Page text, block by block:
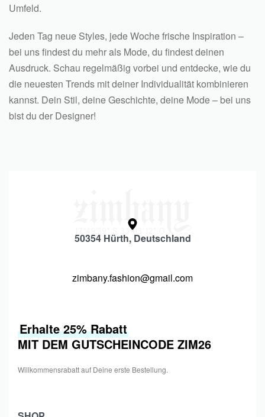
Umfeld.
Jeden Tag neue Styles, jede Woche frische Inspiration –
bei uns findest du mehr als Mode, du findest deinen
Ausdruck. Schau regelmäßig vorbei und entdecke, wie du
die neuesten Trends mit deiner Individualität kombinieren
kannst. Dein Stil, deine Geschichte, deine Mode – bei uns
bist du der Designer!
50354 Hürth, Deutschland
zimbany.fashion@gmail.com
Erhalte 25% Rabatt
MIT DEM GUTSCHEINCODE ZIM26
Willkommensrabatt auf Deine erste Bestellung.